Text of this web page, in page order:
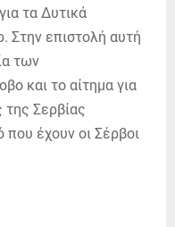
τα Δυτικά
Στην επιστολή αυτή
των
και το αίτημα για
της Σερβίας
έχουν οι Σέρβοι